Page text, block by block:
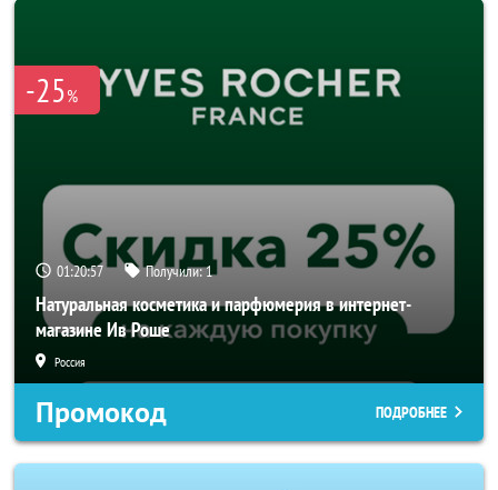
-25%
01:20:56 Получили:1
Натуральная косметика и парфюмерия в интернет-
магазине Ив Роше
Россия
Промокод ПОДРОБНЕЕ